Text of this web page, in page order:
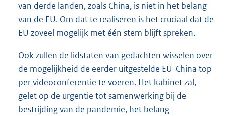
van derde landen, zoals China, is niet in het belang
van de EU. Om dat te realiseren is het cruciaal dat de
EU zoveel mogelijk met één stem blijft spreken.
Ook zullen de lidstaten van gedachten wisselen over
de mogelijkheid de eerder uitgestelde EU-China top
per videoconferentie te voeren. Het kabinet zal,
gelet op de urgentie tot samenwerking bij de
bestrijding van de pandemie, het belang